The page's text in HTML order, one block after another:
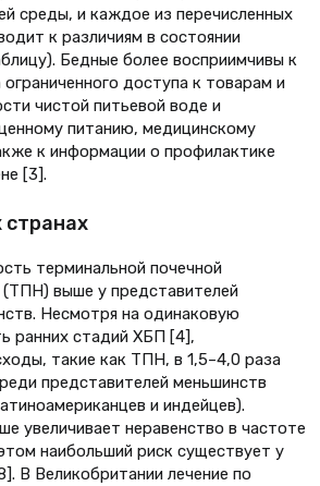
среды, и каждое из перечисленных
к различиям в состоянии
Бедные более восприимчивы к
доступа к товарам и
чистой питьевой воде и
питанию, медицинскому
к информации о профилактике
[3].
терминальной почечной
выше у представителей
Несмотря на одинаковую
ранних стадий ХБП [4],
такие как ТПН, в 1,5–4,0 раза
представителей меньшинств
и индейцев).
увеличивает неравенство в частоте
наибольший риск существует у
В Великобритании лечение по